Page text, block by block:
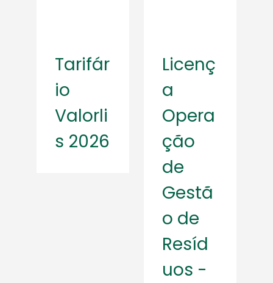
Tarifár
io
Valorli
s 2026
Licenç
a
Opera
ção
de
Gestã
o de
Resíd
uos -